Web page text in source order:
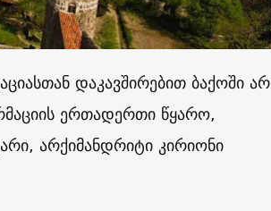
დაკავშირებით ბაქოში არ
ერთადერთი წყარო,
არქიმანდრიტი კირიონი